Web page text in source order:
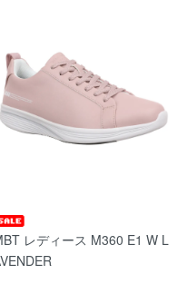
レディース M360 E1 W L